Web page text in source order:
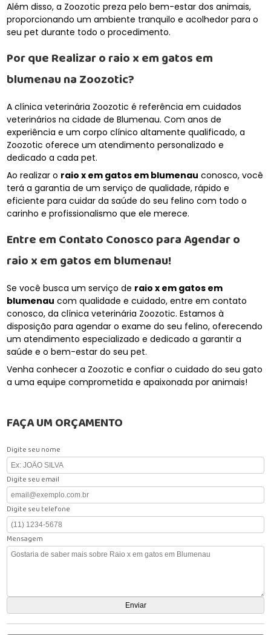
Além disso, a Zoozotic preza pelo bem-estar dos animais,
proporcionando um ambiente tranquilo e acolhedor para o
seu pet durante todo o procedimento.
Por que Realizar oraio x em gatos em
blumenauna Zoozotic?
A clínica veterinária Zoozotic é referência em cuidados
veterinários na cidade de Blumenau. Com anos de
experiência e um corpo clínico altamente qualificado, a
Zoozotic oferece um atendimento personalizado e
dedicado a cada pet.
Ao realizar o raio x em gatos em blumenau conosco, você
terá a garantia de um serviço de qualidade, rápido e
eficiente para cuidar da saúde do seu felino com todo o
carinho e profissionalismo que ele merece.
Entre em Contato Conosco para Agendar o
raio x em gatos em blumenau!
Se você busca um serviço de raio x em gatos em
blumenau com qualidade e cuidado, entre em contato
conosco, da clínica veterinária Zoozotic. Estamos à
disposição para agendar o exame do seu felino, oferecendo
um atendimento especializado e dedicado a garantir a
saúde e o bem-estar do seu pet.
Venha conhecer a Zoozotic e confiar o cuidado do seu gato
a uma equipe comprometida e apaixonada por animais!
FAÇA UM ORÇAMENTO
Digite seu nome
Digite seu email
Digite seu telefone
Mensagem